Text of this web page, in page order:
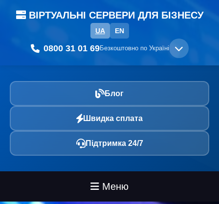
ВІРТУАЛЬНІ СЕРВЕРИ ДЛЯ БІЗНЕСУ
UA EN
0800 31 01 69Безкоштовно по Україні
Блог
Швидка сплата
Підтримка 24/7
Меню